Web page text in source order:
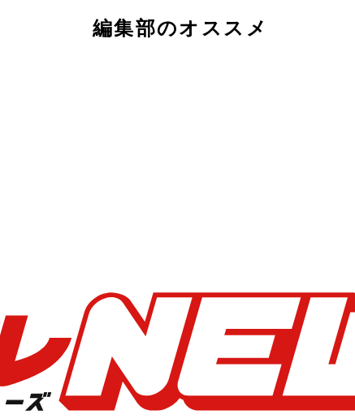
編集部のオススメ